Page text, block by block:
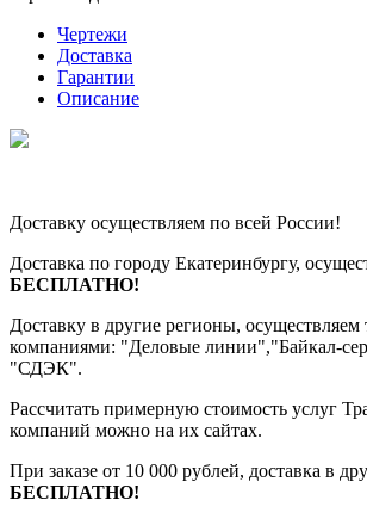
Чертежи
Доставка
Гарантии
Описание
Доставку осуществляем по всей России!
Доставка по городу Екатеринбургу,
БЕСПЛАТНО!
Доставку в другие регионы,
компаниями: "Деловые линии","Байкал-
"СДЭК".
Рассчитать примерную стоимость услуг
компаний можно на их сайтах.
При заказе от 10 000 рублей, доставка в
БЕСПЛАТНО!